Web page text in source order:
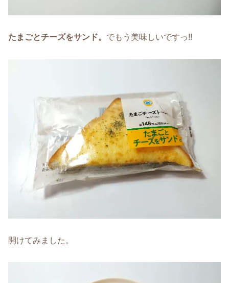
たまごとチーズをサンド。 でもう美味しいですっ!!
開けてみました。